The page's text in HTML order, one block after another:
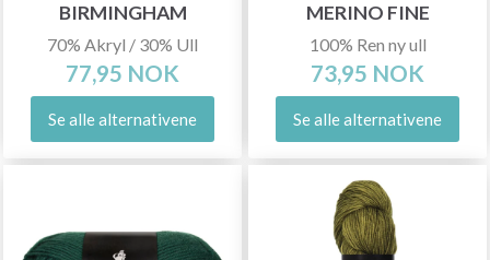
BIRMINGHAM
70% Akryl / 30% Ull
77,95 NOK
Se alle alternativene
MERINO FINE
100% Ren ny ull
73,95 NOK
Se alle alternativene